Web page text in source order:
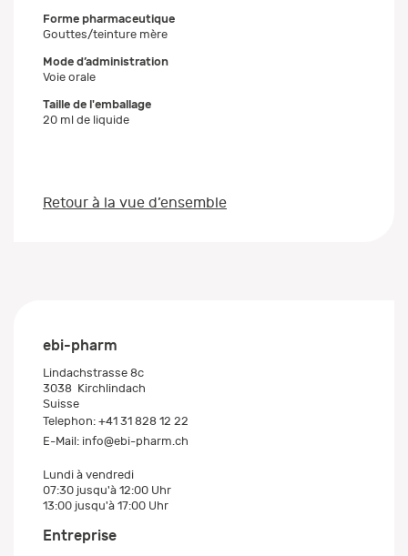
Forme pharmaceutique
Gouttes/teinture mère
Mode d’administration
Voie orale
Taille de l'emballage
20 ml de liquide
Retour à la vue d’ensemble
ebi-pharm
Lindachstrasse 8c
3038 Kirchlindach
Suisse
Telephon: +41 31 828 12 22
E-Mail: info@ebi-pharm.ch
Lundi à vendredi
07:30 jusqu'à 12:00 Uhr
13:00 jusqu'à 17:00 Uhr
Entreprise